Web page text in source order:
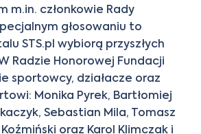
m.in. członkowie Rady
głosowaniu to
STS.pl wybiorą przyszłych
Radzie Honorowej Fundacji
sportowcy, działacze oraz
Monika Pyrek, Bartłomiej
Sebastian Mila, Tomasz
oraz Karol Klimczak i